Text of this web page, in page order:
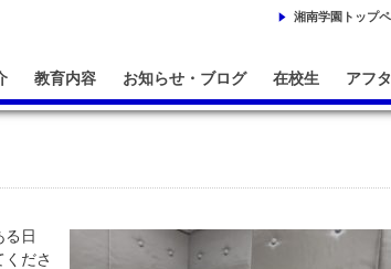
湘南学園トップ
教育内容 お知らせ・ブログ 在校生 アフ
る日
ださ